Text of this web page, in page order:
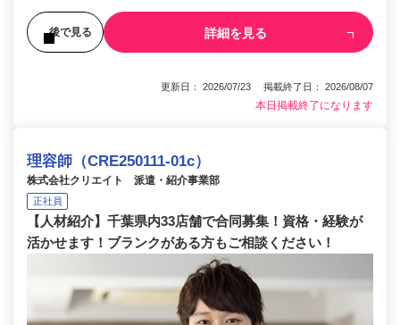
後で見る 詳細を見る
更新日： 2026/07/23 掲載終了日： 2026/08/07
本日掲載終了になります
理容師（CRE250111-01c）
株式会社クリエイト 派遣・紹介事業部
正社員
【人材紹介】千葉県内33店舗で合同募集！資格・経験が
活かせます！ブランクがある方もご相談ください！